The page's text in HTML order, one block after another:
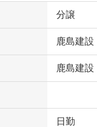
分譲
鹿島建設
鹿島建設
日勤